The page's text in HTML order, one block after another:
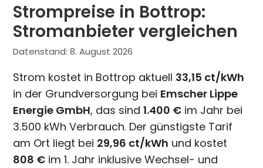
Strompreise in Bottrop:
Stromanbieter vergleichen
Datenstand:8. August 2026
Strom kostet in Bottrop aktuell 33,15 ct/kWh
in der Grundversorgung bei Emscher Lippe
Energie GmbH, das sind1.400 € im Jahr bei
3.500 kWh Verbrauch. Der günstigste Tarif
am Ort liegt bei 29,96 ct/kWh und kostet
808 € im 1. Jahr inklusive Wechsel- und